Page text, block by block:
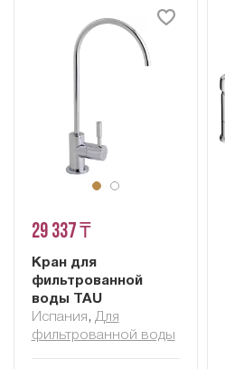
29 337 ₸
Кран для
фильтрованной
воды TAU
Испания , Для
фильтрованной воды